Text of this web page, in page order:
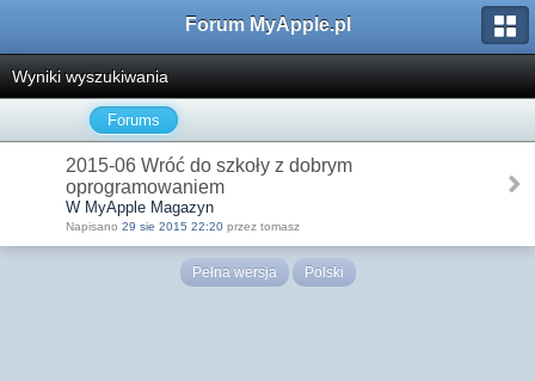
Forum MyApple.pl
Wyniki wyszukiwania
Forums
2015-06 Wróć do szkoły z dobrym
oprogramowaniem
W MyApple Magazyn
Napisano 29 sie 2015 22:20 przez tomasz
Pełna wersja Polski